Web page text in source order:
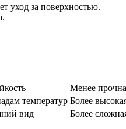
уход за поверхностью.
Менее
температур Более
вид Более